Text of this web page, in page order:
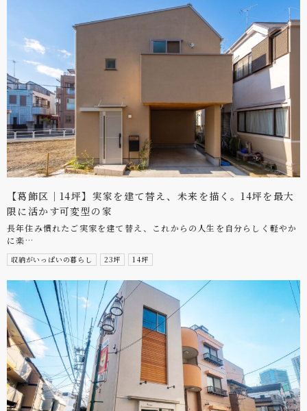
【葛飾区｜14坪】実家を建て替え、未来を描く。14坪を最大
限に活かす可変型の家
長年住み慣れたご実家を建て替え、これからの人生を自分らしく軽やか
に楽…
収納がいっぱいの暮らし 23坪 14坪